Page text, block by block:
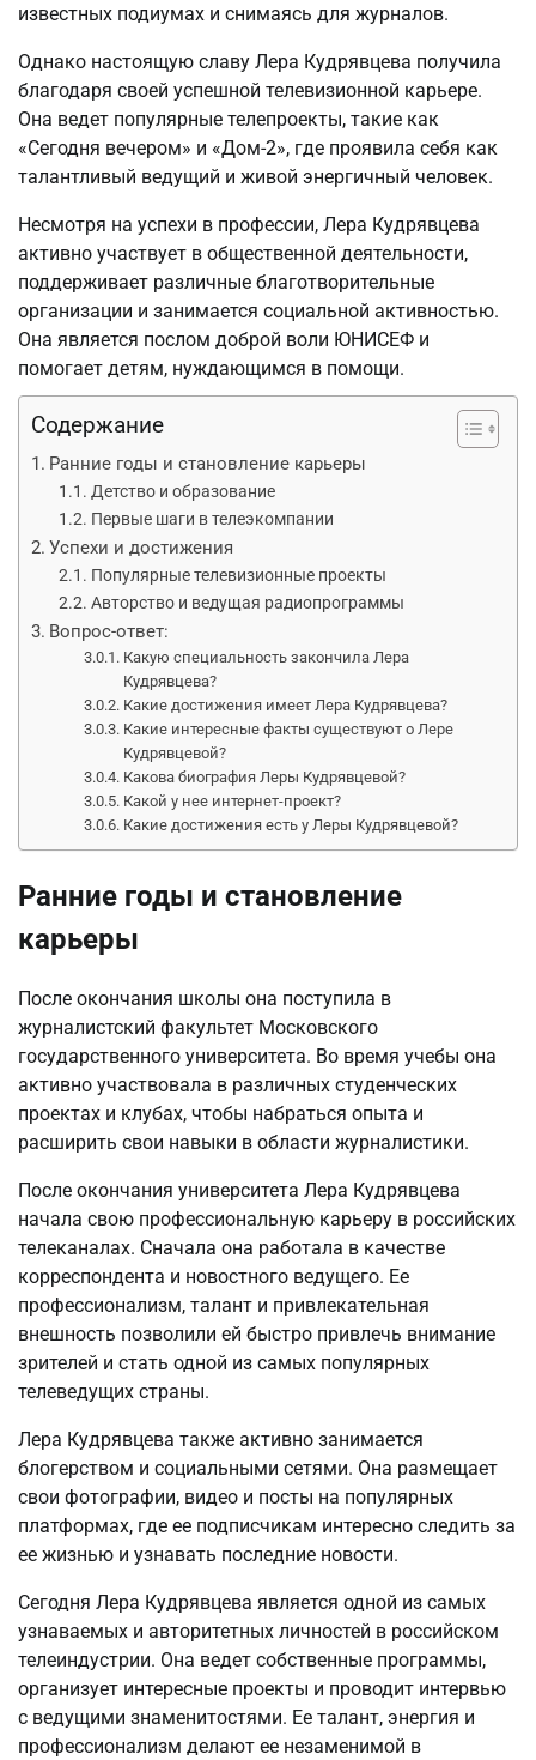
известных подиумах и снимаясь для журналов.
Однако настоящую славу Лера Кудрявцева получила
благодаря своей успешной телевизионной карьере.
Она ведет популярные телепроекты, такие как
«Сегодня вечером» и «Дом-2», где проявила себя как
талантливый ведущий и живой энергичный человек.
Несмотря на успехи в профессии, Лера Кудрявцева
активно участвует в общественной деятельности,
поддерживает различные благотворительные
организации и занимается социальной активностью.
Она является послом доброй воли ЮНИСЕФ и
помогает детям, нуждающимся в помощи.
Содержание
Ранние годы и становление карьеры
Детство и образование
Первые шаги в телеэкомпании
Успехи и достижения
Популярные телевизионные проекты
Авторство и ведущая радиопрограммы
Вопрос-ответ:
Какую специальность закончила Лера
Кудрявцева?
Какие достижения имеет Лера Кудрявцева?
Какие интересные факты существуют о Лере
Кудрявцевой?
Какова биография Леры Кудрявцевой?
Какой у нее интернет-проект?
Какие достижения есть у Леры Кудрявцевой?
Ранние годы и становление
карьеры
После окончания школы она поступила в
журналистский факультет Московского
государственного университета. Во время учебы она
активно участвовала в различных студенческих
проектах и клубах, чтобы набраться опыта и
расширить свои навыки в области журналистики.
После окончания университета Лера Кудрявцева
начала свою профессиональную карьеру в российских
телеканалах. Сначала она работала в качестве
корреспондента и новостного ведущего. Ее
профессионализм, талант и привлекательная
внешность позволили ей быстро привлечь внимание
зрителей и стать одной из самых популярных
телеведущих страны.
Лера Кудрявцева также активно занимается
блогерством и социальными сетями. Она размещает
свои фотографии, видео и посты на популярных
платформах, где ее подписчикам интересно следить за
ее жизнью и узнавать последние новости.
Сегодня Лера Кудрявцева является одной из самых
узнаваемых и авторитетных личностей в российском
телеиндустрии. Она ведет собственные программы,
организует интересные проекты и проводит интервью
с ведущими знаменитостями. Ее талант, энергия и
профессионализм делают ее незаменимой в